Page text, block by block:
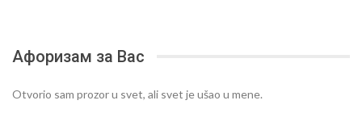
Афоризам за Вас
Otvorio sam prozor u svet, ali svet je ušao u mene.